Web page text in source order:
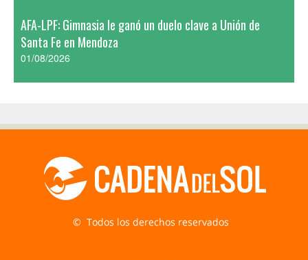
AFA-LPF: Gimnasia le ganó un duelo clave a Unión de
Santa Fe en Mendoza
01/08/2026